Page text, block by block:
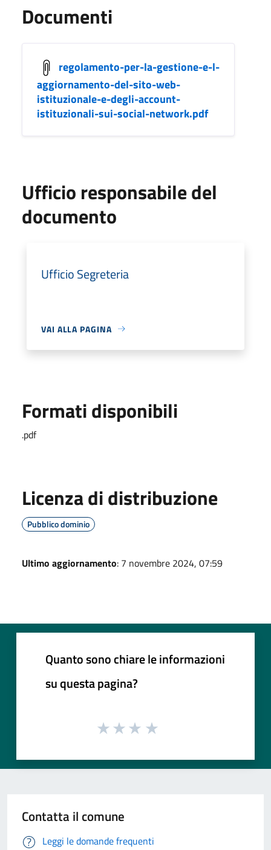
Documenti
regolamento-per-la-gestione-e-l-
aggiornamento-del-sito-web-
istituzionale-e-degli-account-
istituzionali-sui-social-network.pdf
Ufficio responsabile del
documento
Ufficio Segreteria
VAI ALLA PAGINA
Formati disponibili
.pdf
Licenza di distribuzione
Pubblico dominio
Ultimo aggiornamento: 7 novembre 2024, 07:59
Quanto sono chiare le informazioni
su questa pagina?
Contatta il comune
Leggi le domande frequenti